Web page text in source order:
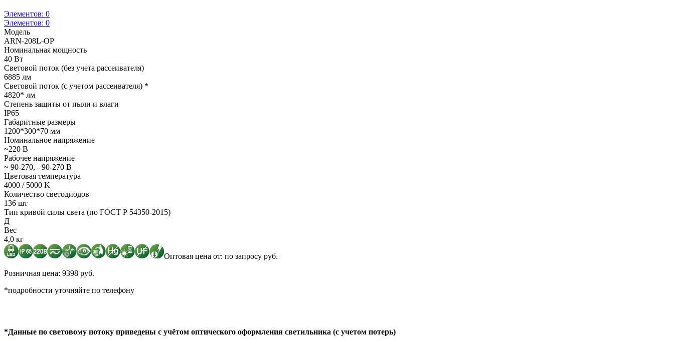
Элементов: 0
Элементов: 0
Модель
ARN-208L-OP
Номинальная мощность
40 Вт
Световой поток (без учета рассеивателя)
6885 лм
Световой поток (с учетом рассеивателя) *
4820* лм
Степень защиты от пыли и влаги
IP65
Габаритные размеры
1200*300*70 мм
Номинальное напряжение
~220 В
Рабочее напряжение
~ 90-270, - 90-270 В
Цветовая температура
4000 / 5000 K
Количество светодиодов
136 шт
Тип кривой силы света (по ГОСТ Р 54350-2015)
Д
Вес
4,0 кг
Оптовая цена от: по запросу руб.
Розничная цена: 9398 руб.
*подробности уточняйте по телефону
*Данные по световому потоку приведены с учётом оптического оформления светильника (с учетом потерь)